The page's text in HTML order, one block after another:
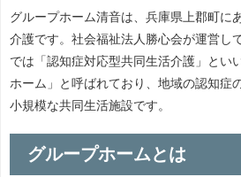
グループホーム清音は、兵庫県上郡町に
介護です。社会福祉法人勝心会が運営し
では「認知症対応型共同生活介護」とい
ホーム」と呼ばれており、地域の認知症
小規模な共同生活施設です。
グループホームとは